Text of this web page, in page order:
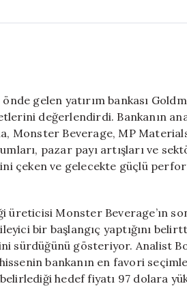
gelen yatırım bankası
değerlendirdi. Bankanın
Monster Beverage, MP
pazar payı artışları ve
çeken ve gelecekte güçlü
üreticisi Monster Beverage’ın
bir başlangıç yaptığını
sürdüğünü gösteriyor. Analist
bankanın en favori
hedef fiyatı 97 dolara